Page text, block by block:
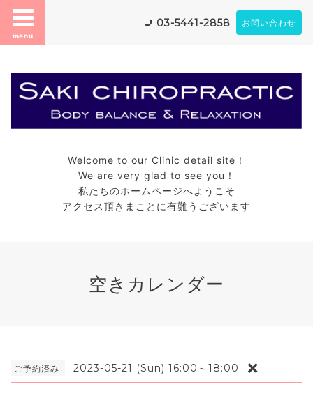
menu
03-5441-2858 お問い合わせ
Welcome to our Clinic detail site！
We are very glad to see you！
私たちのホームページへようこそ
アクセス頂きまことに有難うございます
空きカレンダー
ご予約済み 2023-05-21 (Sun) 16:00～18:00 ❌